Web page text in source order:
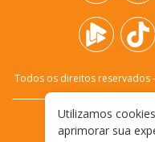
Todos os direitos reservados
Utilizamos
aprimorar sua